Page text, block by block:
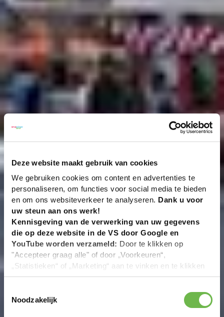
Deze website maakt gebruik van cookies
We gebruiken cookies om content en advertenties te
personaliseren, om functies voor social media te bieden
en om ons websiteverkeer te analyseren. Dank u voor
uw steun aan ons werk!
Kennisgeving van de verwerking van uw gegevens
die op deze website in de VS door Google en
YouTube worden verzameld: Door te klikken op
"Accepteer graag alle" of door „Voorkeuren“,
„Statistieken“ of „Marketing“ aan te vinken en te klikken
op "Selectie handmatig instellen", stemt u er ook mee in
overeenstemming met Art. 49 (1) zin 1 lit. a DSGVO. De
VS zijn door het Europees Hof van Justitie beoordeeld
Noodzakelijk